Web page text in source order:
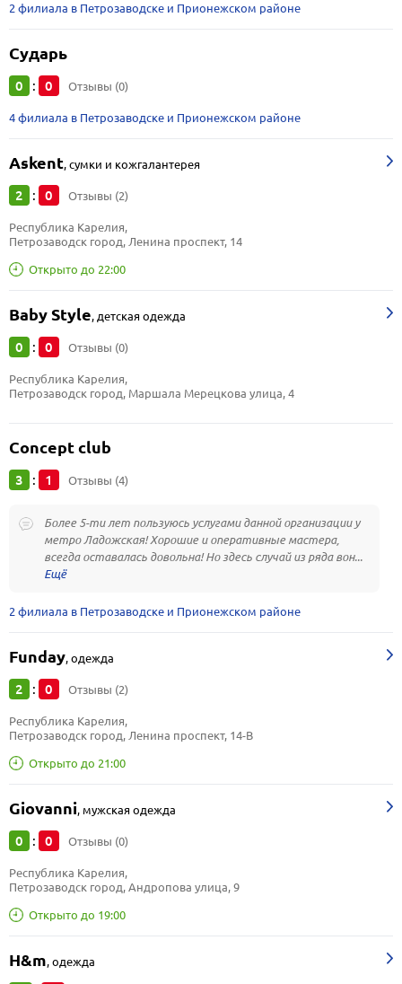
2 филиала в Петрозаводске и Прионежском районе
Сударь
0 : 0 Отзывы (0)
4 филиала в Петрозаводске и Прионежском районе
Askent,сумки и кожгалантерея
2 : 0 Отзывы (2)
Открыто до 22:00
Республика Карелия,
Петрозаводск город, Ленина проспект, 14
Baby Style, детская одежда
0 : 0 Отзывы (0)
Республика Карелия,
Петрозаводск город, Маршала Мерецкова улица, 4
Concept club
3 : 1 Отзывы (4)
Более 5-ти лет пользуюсь услугами данной организации у
метро Ладожская! Хорошие и оперативные мастера,
всегда оставалась довольна! Но здесь случай из ряда вон...
2 филиала в Петрозаводске и Прионежском районе
Funday,одежда
2 : 0 Отзывы (2)
Открыто до 21:00
Республика Карелия,
Петрозаводск город, Ленина проспект, 14-В
Giovanni, мужская одежда
0 : 0 Отзывы (0)
Открыто до 19:00
Республика Карелия,
Петрозаводск город, Андропова улица, 9
H&m,одежда